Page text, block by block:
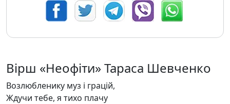
Вірш «Неофіти» Тараса Шевченко
Возлюбленику муз і грацій,
Ждучи тебе, я тихо плачу